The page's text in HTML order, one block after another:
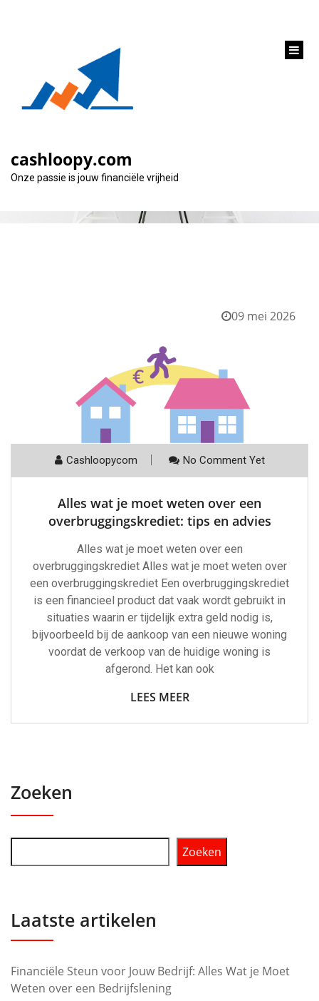
cashloopy.com
Onze passie is jouw financiële vrijheid
Categorie:
09 mei 2026
Cashloopycom No Comment Yet
Alles wat je moet weten over een
overbruggingskrediet: tips en advies
Alles wat je moet weten over een
overbruggingskrediet Alles wat je moet weten over
een overbruggingskrediet Een overbruggingskrediet
is een financieel product dat vaak wordt gebruikt in
situaties waarin er tijdelijk extra geld nodig is,
bijvoorbeeld bij de aankoop van een nieuwe woning
voordat de verkoop van de huidige woning is
afgerond. Het kan ook
LEES MEER
Zoeken
Zoeken
Laatste artikelen
Financiële Steun voor Jouw Bedrijf: Alles Wat je Moet
Weten over een Bedrijfslening